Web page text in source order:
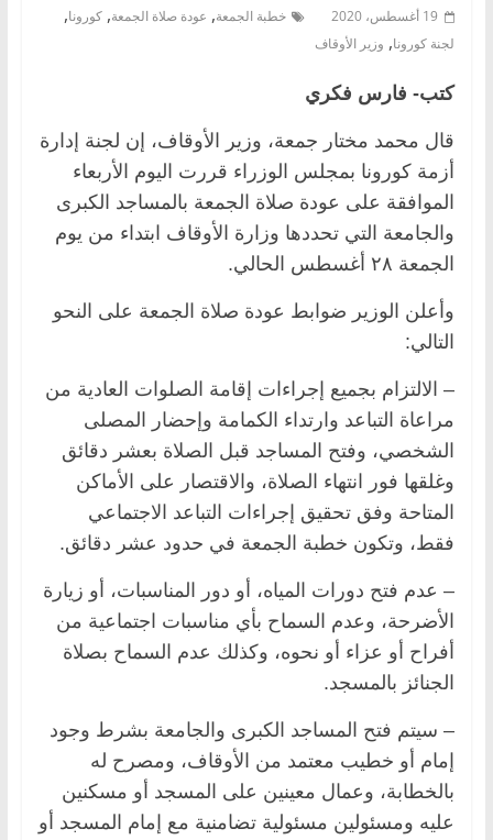
19 أغسطس، 2020 خطبة الجمعة, عودة صلاة الجمعة, كورونا,
لجنة كورونا, وزير الأوقاف
كتب- فارس فكري
قال محمد مختار جمعة، وزير الأوقاف، إن لجنة إدارة
أزمة كورونا بمجلس الوزراء قررت اليوم الأربعاء
الموافقة على عودة صلاة الجمعة بالمساجد الكبرى
والجامعة التي تحددها وزارة الأوقاف ابتداء من يوم
الجمعة ٢٨ أغسطس الحالي.
وأعلن الوزير ضوابط عودة صلاة الجمعة على النحو
التالي:
– الالتزام بجميع إجراءات إقامة الصلوات العادية من
مراعاة التباعد وارتداء الكمامة وإحضار المصلى
الشخصي، وفتح المساجد قبل الصلاة بعشر دقائق
وغلقها فور انتهاء الصلاة، والاقتصار على الأماكن
المتاحة وفق تحقيق إجراءات التباعد الاجتماعي
فقط، وتكون خطبة الجمعة في حدود عشر دقائق.
– عدم فتح دورات المياه، أو دور المناسبات، أو زيارة
الأضرحة، وعدم السماح بأي مناسبات اجتماعية من
أفراح أو عزاء أو نحوه، وكذلك عدم السماح بصلاة
الجنائز بالمسجد.
– سيتم فتح المساجد الكبرى والجامعة بشرط وجود
إمام أو خطيب معتمد من الأوقاف، ومصرح له
بالخطابة، وعمال معينين على المسجد أو مسكنين
عليه ومسئولين مسئولية تضامنية مع إمام المسجد أو